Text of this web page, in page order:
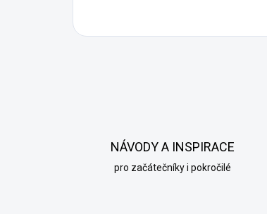
NÁVODY A INSPIRACE
pro začátečníky i pokročilé